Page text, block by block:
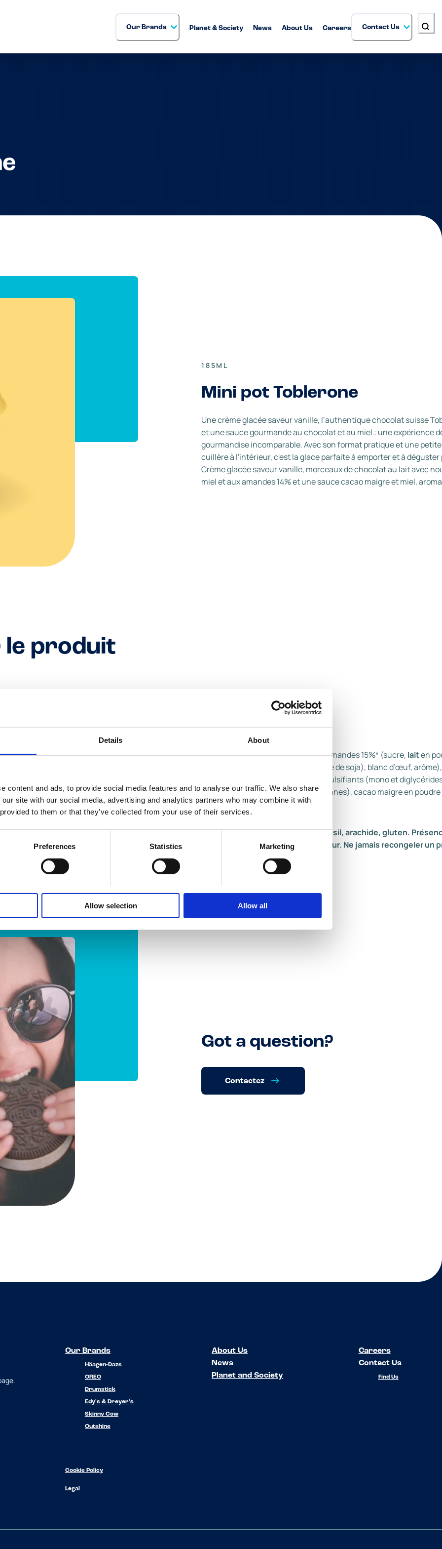
Details About
content and ads, to provide social media features and to analyse our traffic. We also share
site with our social media, advertising and analytics partners who may combine it with
to them or that they’ve collected from your use of their services.
Preferences Statistics Marketing
Allow selection Allow all
Our Brands Planet & Society News About Us Careers Contact Us
185ML
Mini pot Toblerone
Une crème glacée saveur vanille, l’authentique chocolat suisse
et une sauce gourmande au chocolat et au miel : une expérience
gourmandise incomparable. Avec son format pratique et une petite
cuillère à l'intérieur, c'est la glace parfaite à emporter et à
Crème glacée saveur vanille, morceaux de chocolat au lait avec
miel et aux amandes 14% et une sauce cacao maigre et miel,
produit
Laitécrémé réhydraté,crème, morceaux de chocolat aulaitavec du nougat au miel et aux amandes 15%* (sucre, laiten
de cacao, pâte de cacao, miel 0.4%, beurre concentré, amandes 0.2%*, émulsifiant (lécithine de soja), blanc d’œuf,
écrémé en poudre, émulsifiants (mono et
gras), stabilisants (farine de graines de caroube, gomme guar, gomme xanthane, carraghénanes), cacao maigre en poudre
amidon modifié, miel 0.1%*, arômes.
Peut contenir : noisettes, noix, pistaches, noix de macadamia, noix de cajou, noix du Brésil, arachide, gluten.
morceaux croquants de nougat qui peuvent être durs juste après la sortie du congélateur. Ne jamais recongeler un
Pourcentages exprimés sur le produit fini
Got a question?
Contactez
Our Brands
Häagen-Dazs
OREO
Drumstick
Edy's & Dreyer's
Skinny Cow
Outshine
About Us
News
Planet and Society
Careers
Contact Us
Find Us
Cookie Policy
Legal